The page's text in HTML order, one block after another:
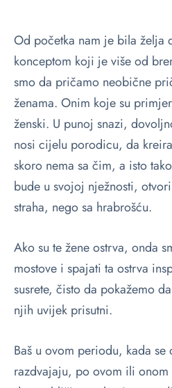
Od početka nam je bila želja
konceptom koji je više od
smo da pričamo neobične
ženama. Onim koje su
ženski. U punoj snazi,
nosi cijelu porodicu, da
skoro nema sa čim, a isto
bude u svojoj nježnosti,
straha, nego sa hrabrošću.
Ako su te žene ostrva, onda
mostove i spajati ta ostrva
susrete, čisto da pokažemo
njih uvijek prisutni.
Baš u ovom periodu, kada se
razdvajaju, po ovom ili